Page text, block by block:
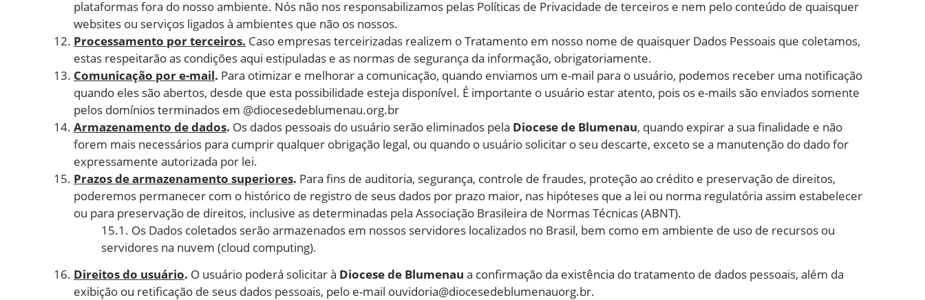
plataformas fora do nosso ambiente. Nós não nos responsabilizamos pelas Políticas de Privacidade de terceiros e nem pelo conteúdo de quaisquer
websites ou serviços ligados à ambientes que não os nossos.
Processamento por terceiros. Caso empresas terceirizadas realizem o Tratamento em nosso nome de quaisquer Dados Pessoais que coletamos,
estas respeitarão as condições aqui estipuladas e as normas de segurança da informação, obrigatoriamente.
Comunicação por e-mail. Para otimizar e melhorar a comunicação, quando enviamos um e-mail para o usuário, podemos receber uma notificação
quando eles são abertos, desde que esta possibilidade esteja disponível. É importante o usuário estar atento, pois os e-mails são enviados somente
pelos domínios terminados em @diocesedeblumenau.org.br
Armazenamento de dados. Os dados pessoais do usuário serão eliminados pela Diocese de Blumenau, quando expirar a sua finalidade e não
forem mais necessários para cumprir qualquer obrigação legal, ou quando o usuário solicitar o seu descarte, exceto se a manutenção do dado for
expressamente autorizada por lei.
Prazos de armazenamento superiores. Para fins de auditoria, segurança, controle de fraudes, proteção ao crédito e preservação de direitos,
poderemos permanecer com o histórico de registro de seus dados por prazo maior, nas hipóteses que a lei ou norma regulatória assim estabelecer
ou para preservação de direitos, inclusive as determinadas pela Associação Brasileira de Normas Técnicas (ABNT).
15.1. Os Dados coletados serão armazenados em nossos servidores localizados no Brasil, bem como em ambiente de uso de recursos ou
servidores na nuvem (cloud computing).
Direitos do usuário. O usuário poderá solicitar à Diocese de Blumenau a confirmação da existência do tratamento de dados pessoais, além da
exibição ou retificação de seus dados pessoais, pelo e-mail ouvidoria@diocesedeblumenauorg.br.